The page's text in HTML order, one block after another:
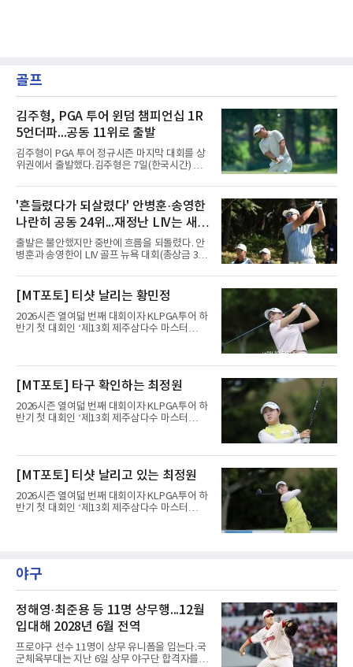
골프
김주형, PGA 투어 윈덤 챔피언십 1R
5언더파...공동 11위로 출발
김주형이 PGA 투어 정규시즌 마지막 대회를 상
위권에서 출발했다.김주형은 7일(한국시간) 미
리클럽(파70)에서 열린 윈덤 챔피언십(총상금
850만 달러) 1라운드에서 버디 7개와 보기 2개
로 5언더파 65타를 쳤다. 일몰로 12명이 라운드
를 마치지 못한 가운데 선두 보 호슬러(미국·9언
더파 61타)에 4타 뒤진 공동 11위다.의미는 페덱
스컵 랭킹에 있다. 지난달 스코틀랜드 오픈 우승
으로 34위까지 올라선 그는 플레이오프 진출선
도가 낮아 그린을 여섯 차례 놓쳤지만, 그린 적
'흔들렸다가 되살렸다' 안병훈·송영한
나란히 공동 24위...재정난 LIV는 새
투자처 찾는다
출발은 불안했지만 중반에 흐름을 되돌렸다. 안
병훈과 송영한이 LIV 골프 뉴욕 대회(총상금 3천
병훈은 7일(한국시간) 미국 뉴저지주 베드민스
터의 트럼프 내셔널 골프 클럽 베드민스터(파
71)에서 열린 1라운드에서 버디 3개와 보기 4개
를 묶어 1오버파 72타를 쳤다. 6번 홀(파4)에서
시작해 첫 홀부터 보기를 범하며 불안하게 출발
5) 더블보기에 이어 두 차례 보기로 하위권까지
[MT포토] 티샷 날리는 황민정
2026시즌 열여덟 번째 대회이자 KLPGA투어 하
반기 첫 대회인 ‘제13회 제주삼다수 마스터
트(파72/6,767야드)에서 열리고 있다.6일 현재
1라운드 경기가 펼쳐지고 있다.황민정이 16번
홀에서 경기하고 있다.
[MT포토] 타구 확인하는 최정원
2026시즌 열여덟 번째 대회이자 KLPGA투어 하
반기 첫 대회인 ‘제13회 제주삼다수 마스터
트(파72/6,767야드)에서 열리고 있다.6일 현재
1라운드 경기가 펼쳐지고 있다.최정원이 16번
홀에서 경기하고 있다.
[MT포토] 티샷 날리고 있는 최정원
2026시즌 열여덟 번째 대회이자 KLPGA투어 하
반기 첫 대회인 ‘제13회 제주삼다수 마스터
홀에서 경기하고 있다.
야구
정해영·최준용 등 11명 상무행...12월
입대해 2028년 6월 전역
프로야구 선수 11명이 상무 유니폼을 입는다.국
군체육부대는 지난 6일 상무 야구단 합격자를